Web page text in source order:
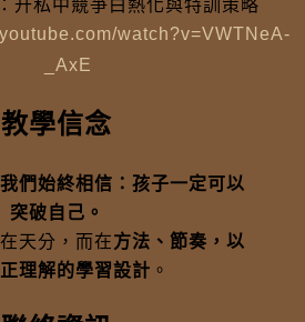
：升私中競爭白熱化與特訓策略
watch?v=VWTNeA-
_AxE
教學信念
們始終相信：孩子一定可以
突破自己。
天分，而在方法、節奏，以
理解的學習設計 。